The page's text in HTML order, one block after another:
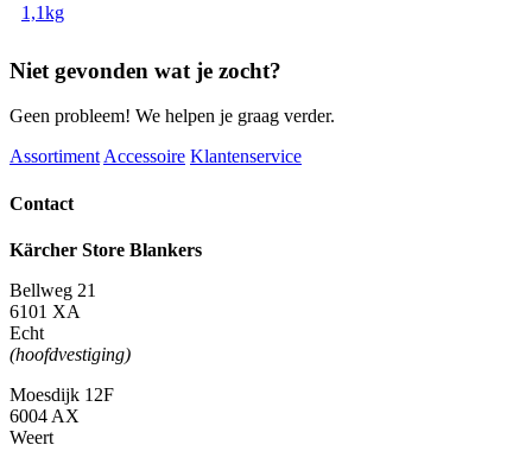
1,1kg
Niet gevonden wat je zocht?
Geen probleem! We helpen je graag verder.
Assortiment Accessoire Klantenservice
Contact
Kärcher Store Blankers
Bellweg 21
6101 XA
Echt
(hoofdvestiging)
Moesdijk 12F
6004 AX
Weert